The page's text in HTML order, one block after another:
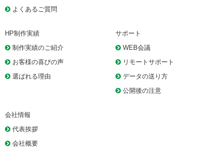
よくあるご質問
HP制作実績
制作実績のご紹介
お客様の喜びの声
選ばれる理由
サポート
WEB会議
リモートサポート
データの送り方
公開後の注意
会社情報
代表挨拶
会社概要